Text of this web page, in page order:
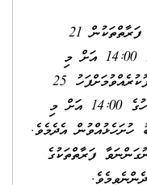
ވީމާ، މިމަސައްކަތް ކުރުމަށް ޝައުޤުވެރިވާ ފަރާތްތަކުން 21
ސެޕްޓެންބަރު 2014 ވާ އާދީއްތަ ދުވަހުގެ 14:00 އަށް މި
މިނިސްޓްރީއަށް ވަޑައިގެން މަޢުލޫމާތު ސާފުކުރެއްވުމަށްފަހު 25
ސެޕްޓެންބަރު 2014 ވާ ބުރާސްފަތި ދުވަހުގެ 14:00 އަށް މި
އެދެމެވެ.
ފަރާތްތަކުގެ